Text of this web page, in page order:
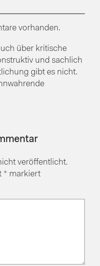
vorhanden.
über kritische
und sachlich
gibt es nicht.
veröffentlicht.
* markiert